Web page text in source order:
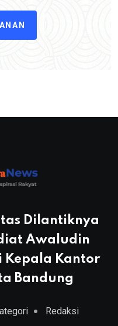
Dilantiknya
Awaludin
Kepala Kantor
Bandung
Redaksi